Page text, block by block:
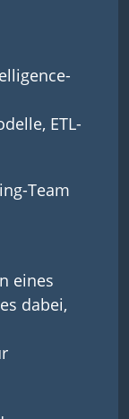
ETL-
Team
eines
dabei,